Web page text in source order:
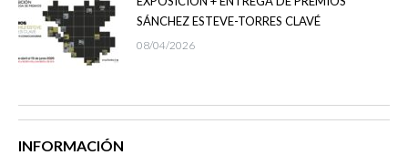
SÁNCHEZ ESTEVE-TORRES CLAVÉ
08/04/2026
INFORMACIÓN